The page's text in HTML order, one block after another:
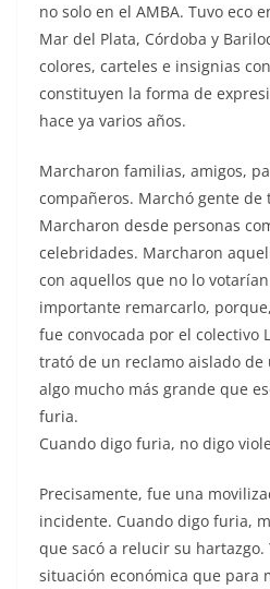
no solo en el AMBA. Tuvo eco
Mar del Plata, Córdoba y
colores, carteles e insignias
constituyen la forma de
hace ya varios años.
Marcharon familias, amigos,
compañeros. Marchó gente de
Marcharon desde personas
celebridades. Marcharon
con aquellos que no lo
importante remarcarlo,
fue convocada por el colectivo
trató de un reclamo aislado de
algo mucho más grande que
furia.
Cuando digo furia, no digo
Precisamente, fue una
incidente. Cuando digo furia,
que sacó a relucir su hartazgo.
situación económica que para